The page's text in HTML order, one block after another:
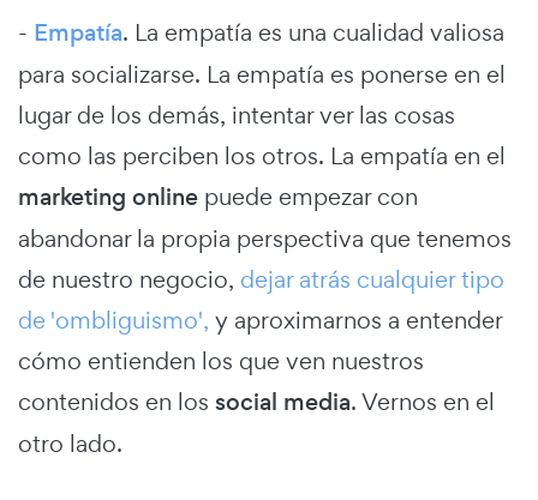
- Empatía. La empatía es una cualidad valiosa
para socializarse. La empatía es ponerse en el
lugar de los demás, intentar ver las cosas
como las perciben los otros. La empatía en el
marketing online puede empezar con
abandonar la propia perspectiva que tenemos
de nuestro negocio, dejar atrás cualquier tipo
de 'ombliguismo', y aproximarnos a entender
cómo entienden los que ven nuestros
contenidos en los social media. Vernos en el
otro lado.